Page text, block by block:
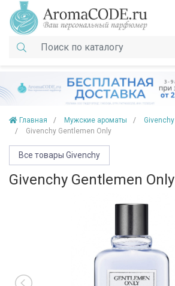
Главная Мужские ароматы
Givenchy
Givenchy Gentlemen Only
Все товары Givenchy
Givenchy Gentlemen Only